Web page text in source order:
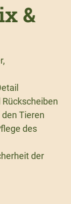
&
Tieren
des
der